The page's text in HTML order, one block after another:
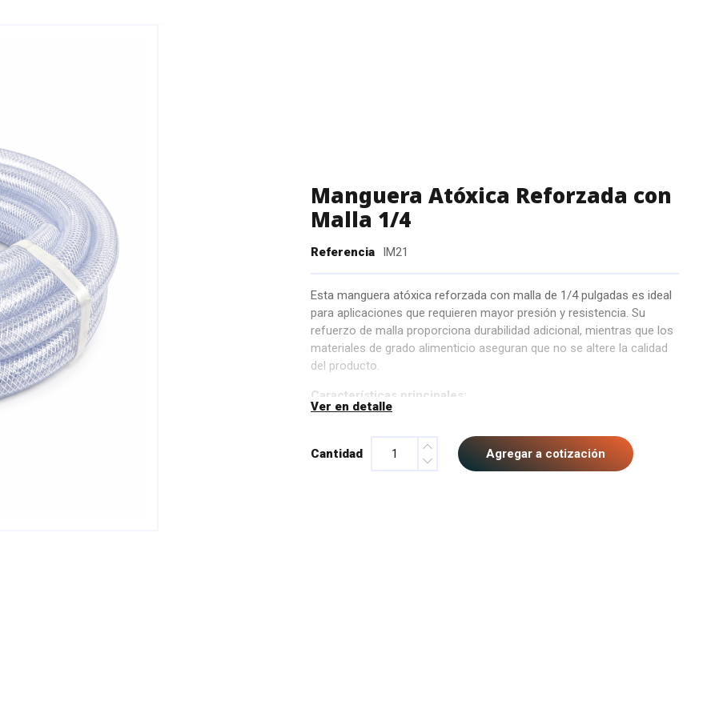
Manguera Atóxica Reforzada con
Malla 1/4
Referencia IM21
Esta manguera atóxica reforzada con malla de 1/4 pulgadas es ideal
para aplicaciones que requieren mayor presión y resistencia. Su
refuerzo de malla proporciona durabilidad adicional, mientras que los
materiales de grado alimenticio aseguran que no se altere la calidad
del producto.
Características principales:
Material atóxico de grado alimenticio.
Alta resistencia a la presión.
Ver en detalle
Cantidad Agregar a cotización